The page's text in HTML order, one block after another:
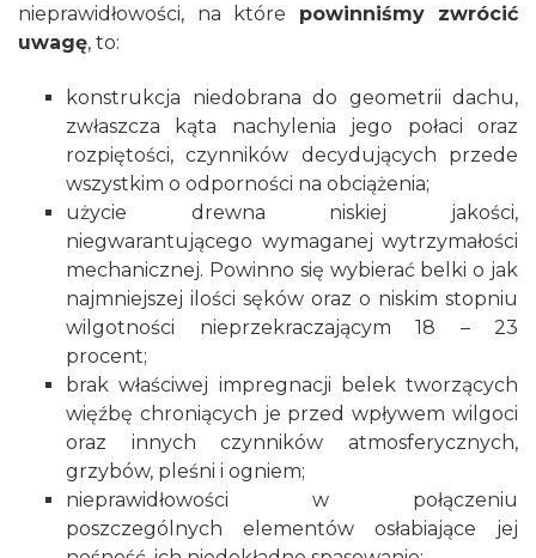
nieprawidłowości, na które powinniśmy zwrócić
uwagę, to:
konstrukcja niedobrana do geometrii dachu,
zwłaszcza kąta nachylenia jego połaci oraz
rozpiętości, czynników decydujących przede
wszystkim o odporności na obciążenia;
użycie drewna niskiej jakości,
niegwarantującego wymaganej wytrzymałości
mechanicznej. Powinno się wybierać belki o jak
najmniejszej ilości sęków oraz o niskim stopniu
wilgotności nieprzekraczającym 18 – 23
procent;
brak właściwej impregnacji belek tworzących
więźbę chroniących je przed wpływem wilgoci
oraz innych czynników atmosferycznych,
grzybów, pleśni i ogniem;
nieprawidłowości w połączeniu
poszczególnych elementów osłabiające jej